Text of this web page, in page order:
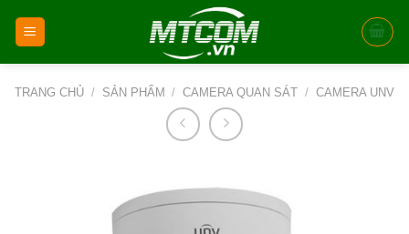
TRANG CHỦ / SẢN PHẨM / CAMERA QUAN SÁT / CAMERA UNV